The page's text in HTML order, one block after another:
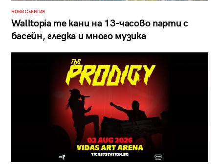
НОВИ СЪБИТИЯ
Walltopia те кани на 13-часово парти с
басейн, гледка и много музика